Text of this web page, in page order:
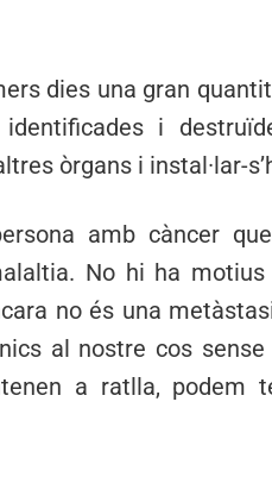
dies una gran
i
òrgans i instal·lar-
amb càncer
No hi ha motius
no és una
al nostre cos sense
a ratlla, podem